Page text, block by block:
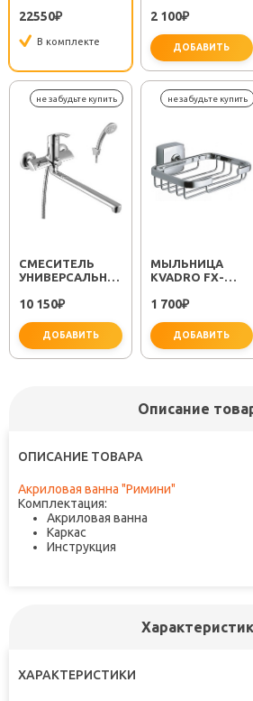
22550₽
В комплекте
важно
2 100₽
ДОБАВИТЬ
не забудьте купить
СМЕСИТЕЛЬ
УНИВЕРСАЛЬНЫЙ
LM1151C"
10 150₽
ДОБАВИТЬ
не
МЫЛЬНИЦА
KVADRO FX-
1 700₽
ДОБАВИТЬ
Описание
ОПИСАНИЕ ТОВАРА
Акриловая ванна "Римини"
Комплектация:
Акриловая ванна
Каркас
Инструкция
ХАРАКТЕРИСТИКИ